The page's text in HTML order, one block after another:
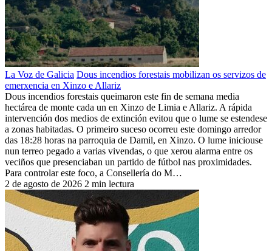
La Voz de Galicia Dous incendios forestais mobilizan os servizos de
emerxencia en Xinzo e Allariz
Dous incendios forestais queimaron este fin de semana media
hectárea de monte cada un en Xinzo de Limia e Allariz. A rápida
intervención dos medios de extinción evitou que o lume se estendese
a zonas habitadas. O primeiro suceso ocorreu este domingo arredor
das 18:28 horas na parroquia de Damil, en Xinzo. O lume iniciouse
nun terreo pegado a varias vivendas, o que xerou alarma entre os
veciños que presenciaban un partido de fútbol nas proximidades.
Para controlar este foco, a Consellería do M…
2 de agosto de 2026 2 min lectura